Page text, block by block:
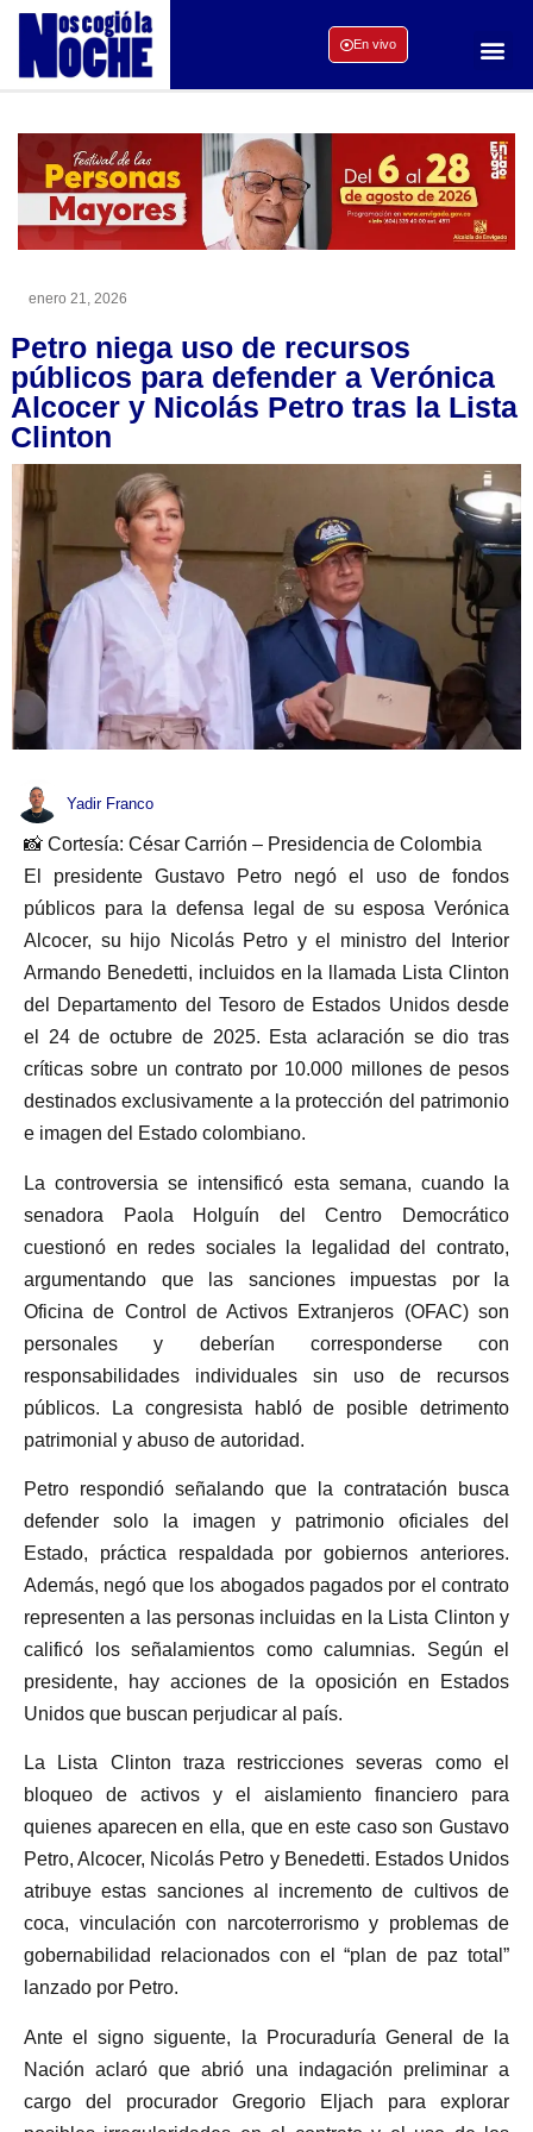
En vivo
enero 21, 2026
Petro niega uso de recursos
públicos para defender a Verónica
Alcocer y Nicolás Petro tras la Lista
Clinton
Yadir Franco
📸 Cortesía: César Carrión – Presidencia de Colombia
El presidente Gustavo Petro negó el uso de fondos
públicos para la defensa legal de su esposa Verónica
Alcocer, su hijo Nicolás Petro y el ministro del Interior
Armando Benedetti, incluidos en la llamada Lista Clinton
del Departamento del Tesoro de Estados Unidos desde
el 24 de octubre de 2025. Esta aclaración se dio tras
críticas sobre un contrato por 10.000 millones de pesos
destinados exclusivamente a la protección del patrimonio
e imagen del Estado colombiano.
La controversia se intensificó esta semana, cuando la
senadora Paola Holguín del Centro Democrático
cuestionó en redes sociales la legalidad del contrato,
argumentando que las sanciones impuestas por la
Oficina de Control de Activos Extranjeros (OFAC) son
personales y deberían corresponderse con
responsabilidades individuales sin uso de recursos
públicos. La congresista habló de posible detrimento
patrimonial y abuso de autoridad.
Petro respondió señalando que la contratación busca
defender solo la imagen y patrimonio oficiales del
Estado, práctica respaldada por gobiernos anteriores.
Además, negó que los abogados pagados por el contrato
representen a las personas incluidas en la Lista Clinton y
calificó los señalamientos como calumnias. Según el
presidente, hay acciones de la oposición en Estados
Unidos que buscan perjudicar al país.
La Lista Clinton traza restricciones severas como el
bloqueo de activos y el aislamiento financiero para
quienes aparecen en ella, que en este caso son Gustavo
Petro, Alcocer, Nicolás Petro y Benedetti. Estados Unidos
atribuye estas sanciones al incremento de cultivos de
coca, vinculación con narcoterrorismo y problemas de
gobernabilidad relacionados con el “plan de paz total”
lanzado por Petro.
Ante el signo siguente, la Procuraduría General de la
Nación aclaró que abrió una indagación preliminar a
cargo del procurador Gregorio Eljach para explorar